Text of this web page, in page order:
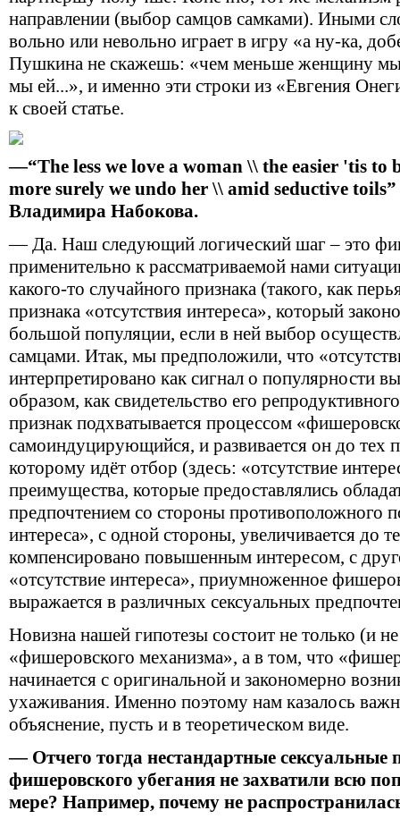
направлении (выбор самцов самками). Иными
вольно или невольно играет в игру «а ну-ка,
Пушкина не скажешь: «чем меньше женщину
мы ей...», и именно эти строки из «Евгения
к своей статье.
—“The less we love a woman \\ the easier 'tis to
more surely we undo her \\ amid seductive
Владимира Набокова.
— Да. Наш следующий логический шаг – это
применительно к рассматриваемой нами
какого-то случайного признака (такого, как
признака «отсутствия интереса», который
большой популяции, если в ней выбор
самцами. Итак, мы предположили, что
интерпретировано как сигнал о популярности
образом, как свидетельство его
признак подхватывается процессом
самоиндуцирующийся, и развивается он до тех
которому идёт отбор (здесь: «отсутствие
преимущества, которые предоставлялись
предпочтением со стороны противоположного
интереса», с одной стороны, увеличивается до
компенсировано повышенным интересом, с
«отсутствие интереса», приумноженное
выражается в различных сексуальных
Новизна нашей гипотезы состоит не только (и
«фишеровского механизма», а в том, что
начинается с оригинальной и закономерно
ухаживания. Именно поэтому нам казалось
объяснение, пусть и в теоретическом виде.
— Отчего тогда нестандартные сексуальные
фишеровского убегания не захватили всю
мере? Например, почему не